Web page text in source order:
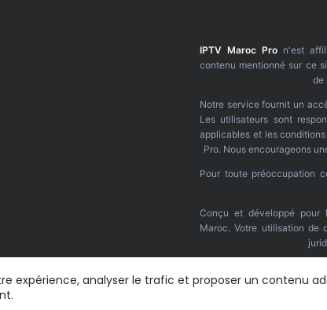
expérience, analyser le trafic et proposer un contenu
IPTV Maroc Pro n'est
contenu mentionné sur ce
de
Notre service fournit un
Les utilisateurs sont
applicables et les
Pro. Nous encourageons
Pour toute préoccupation
Conçu et développé pour
Maroc. Votre utilisation de